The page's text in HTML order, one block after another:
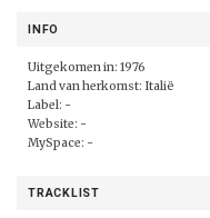
INFO
Uitgekomen in: 1976
Land van herkomst: Italië
Label: -
Website: -
MySpace: -
TRACKLIST